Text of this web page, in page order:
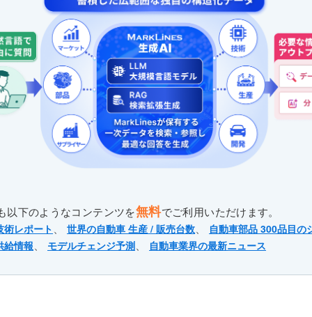
以下のようなコンテンツを無料でご利用いただけます。
術レポート 、 世界の自動車 生産 / 販売台数、
自動車部品 300品目の
給情報、 モデルチェンジ予測、 自動車業界の最新ニュース